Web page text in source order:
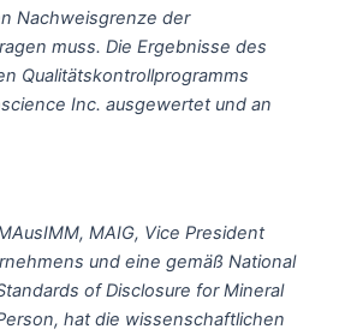
Nachweisgrenze der
muss. Die Ergebnisse des
Qualitätskontrollprogramms
Inc. ausgewertet und an
MAIG, Vice President
und eine gemäß National
of Disclosure for Mineral
hat die wissenschaftlichen